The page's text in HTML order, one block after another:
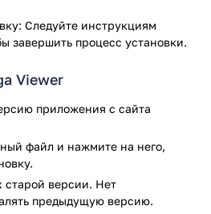
и достоинства
профессиональным
и имеет высокие оценки.
позволяющие
как удобно читателю
Следуйте инструкциям
завершить процесс установки.
Viewer
приложения с сайта
файл и нажмите на него,
старой версии. Нет
предыдущую версию.